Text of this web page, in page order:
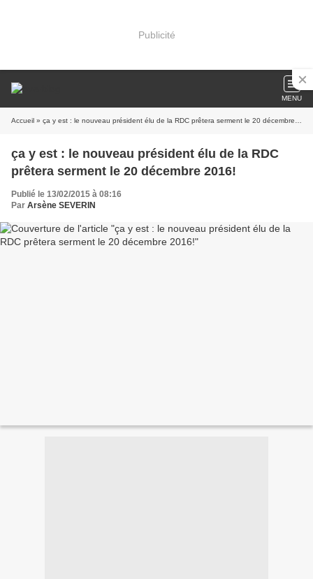
Publicité
MENU
Accueil » ça y est : le nouveau président élu de la RDC prêtera serment le 20 décembre 2016!
ça y est : le nouveau président élu de la RDC
prêtera serment le 20 décembre 2016!
Publié le 13/02/2015 à 08:16
Par Arsène SEVERIN